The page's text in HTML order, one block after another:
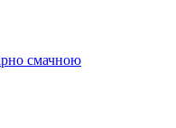
смачною